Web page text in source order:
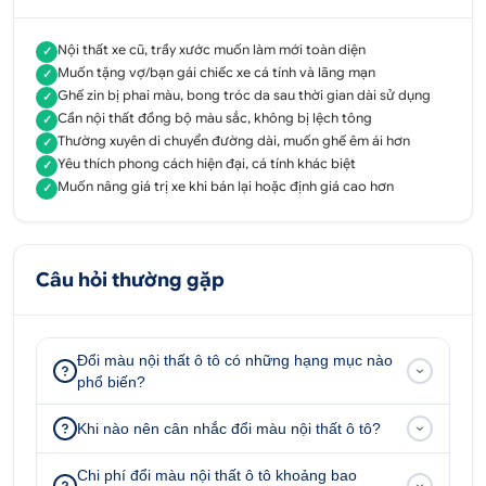
✓ Nội thất xe cũ, trầy xước muốn làm mới toàn diện
✓ Muốn tặng vợ/bạn gái chiếc xe cá tính và lãng mạn
✓ Ghế zin bị phai màu, bong tróc da sau thời gian dài sử dụng
✓ Cần nội thất đồng bộ màu sắc, không bị lệch tông
✓ Thường xuyên di chuyển đường dài, muốn ghế êm ái hơn
✓ Yêu thích phong cách hiện đại, cá tính khác biệt
✓ Muốn nâng giá trị xe khi bán lại hoặc định giá cao hơn
Câu hỏi thường gặp
Đổi màu nội thất ô tô có những hạng mục nào
phổ biến?
Khi nào nên cân nhắc đổi màu nội thất ô tô?
Chi phí đổi màu nội thất ô tô khoảng bao